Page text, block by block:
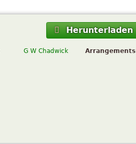
Herunterladen
G W Chadwick Arrangements